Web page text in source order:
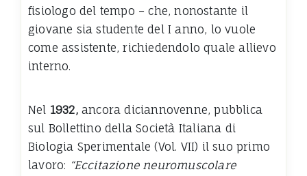
fisiologo del tempo – che, nonostante il
giovane sia studente del I anno, lo vuole
come assistente, richiedendolo quale allievo
interno.
Nel 1932,ancora diciannovenne, pubblica
sul Bollettino della Società Italiana di
Biologia Sperimentale (Vol. VII) il suo primo
lavoro: “Eccitazione neuromuscolare